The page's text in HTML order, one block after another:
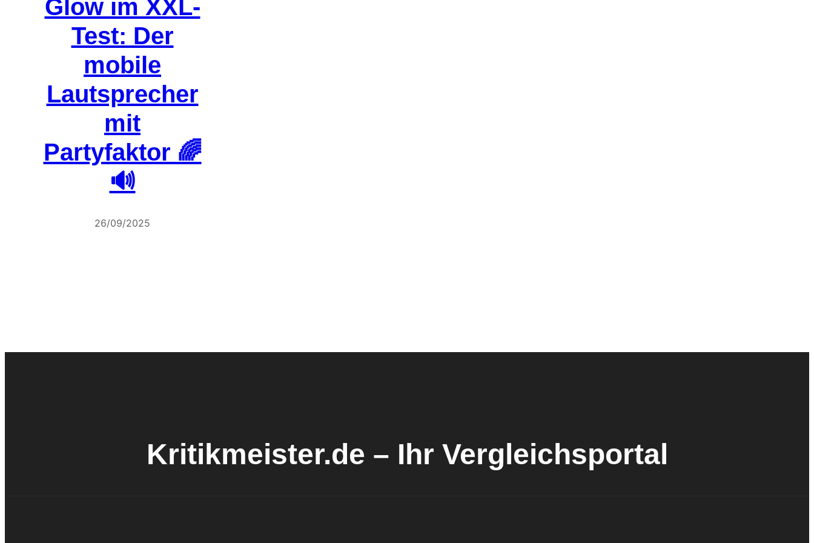
Glow im XXL-
Test: Der
mobile
Lautsprecher
mit
Partyfaktor 🌈
🔊
26/09/2025
Kritikmeister.de – Ihr Vergleichsportal